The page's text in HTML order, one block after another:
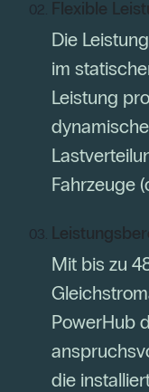
Flexible
Die
im
Leistung
Fahrzeuge
Mit bis zu
PowerHub
die